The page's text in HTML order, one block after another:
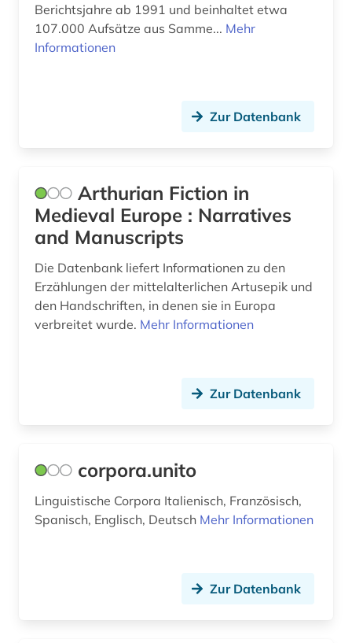
latein (1)
literatur (8)
literaturgeschichte (1)
literaturwissenschaft (37)
lothringen (1)
lusitanistik (16)
luxemburg (2)
mersch (1)
michel (1)
Berichtsjahre ab 1991 und beinhaltet etwa
107.000 Aufsätze aus Samme... Mehr
Informationen
Zur Datenbank
Arthurian Fiction in
Medieval Europe : Narratives
and Manuscripts
Die Datenbank liefert Informationen zu den
Erzählungen der mittelalterlichen Artusepik und
den Handschriften, in denen sie in Europa
verbreitet wurde. Mehr Informationen
Zur Datenbank
corpora.unito
Linguistische Corpora Italienisch, Französisch,
Spanisch, Englisch, Deutsch Mehr Informationen
Zur Datenbank